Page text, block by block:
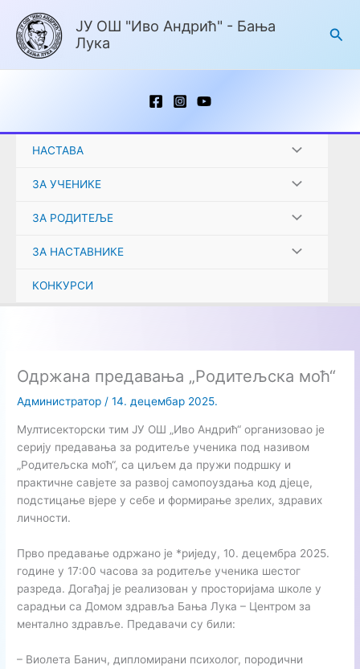
садржај
ЈУ ОШ "Иво Андрић" - Бања
Лука
НАСТАВА
ЗА УЧЕНИКЕ
ЗА РОДИТЕЉЕ
ЗА НАСТАВНИКЕ
КОНКУРСИ
Одржана предавања „Родитељска моћ“
Aдминистратор /14. децембар 2025.
Мултисекторски тим ЈУ ОШ „Иво Андрић“ организовао је
серију предавања за родитеље ученика под називом
„Родитељска моћ“, са циљем да пружи подршку и
практичне савјете за развој самопоуздања код дјеце,
подстицање вјере у себе и формирање зрелих, здравих
личности.
Прво предавање одржано је *риједу, 10. децембра 2025.
године у 17:00 часова за родитеље ученика шестог
разреда. Догађај је реализован у просторијама школе у
сарадњи са Домом здравља Бања Лука – Центром за
ментално здравље. Предавачи су били:
– Виолета Банич, дипломирани психолог, породични